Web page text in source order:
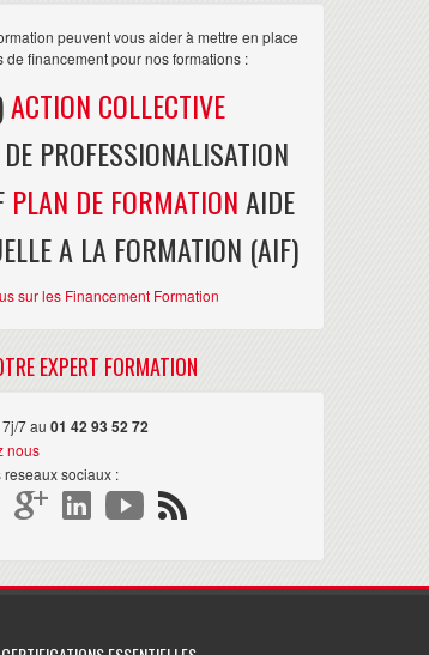
peuvent vous aider à mettre en place
de financement pour nos formations :
ACTION COLLECTIVE
PROFESSIONALISATION
PLAN DE FORMATIONAIDE
A LA FORMATION (AIF)
sur les Financement Formation
EXPERT FORMATION
7 au 01 42 93 52 72
nous
reseaux sociaux :